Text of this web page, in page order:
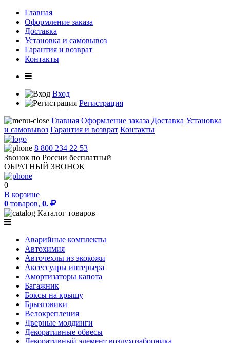
Главная
Оформление заказа
Доставка
Установка и самовывоз
Гарантия и возврат
Контакты
Вход
Регистрация
Главная Оформление заказа Доставка Установка
и самовывоз Гарантия и возврат Контакты
8 800 234 22 53
Звонок по России бесплатный
ОБРАТНЫЙ ЗВОНОК
0
В корзине
0 товаров, 0.
Каталог товаров
Аварийные комплекты
Автохимия
Авточехлы из экокожи
Аксессуары интерьера
Амортизаторы капота
Багажник
Боксы на крышу
Брызговики
Велокрепления
Дверные молдинги
Декоративные обвесы
Декоративный элемент воздухозаборника